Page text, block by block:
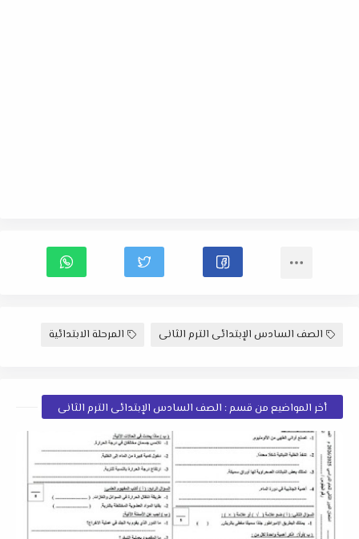
الصف السادس الإبتدائى الترم الثانى المرحلة الابتدائية
أخر المواضيع من قسم : الصف السادس الإبتدائى الترم الثانى